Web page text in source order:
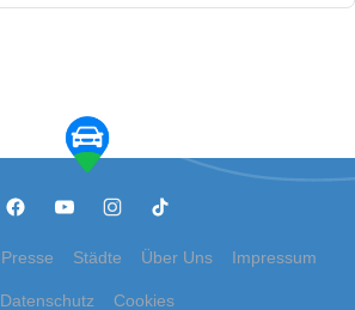
Presse Städte Über Uns Impressum
Datenschutz Cookies